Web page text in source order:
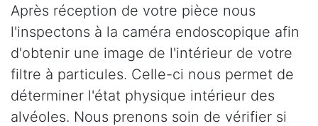
Après réception de votre pièce nous
l'inspectons à la caméra endoscopique afin
d'obtenir une image de l'intérieur de votre
filtre à particules. Celle-ci nous permet de
déterminer l'état physique intérieur des
alvéoles. Nous prenons soin de vérifier si